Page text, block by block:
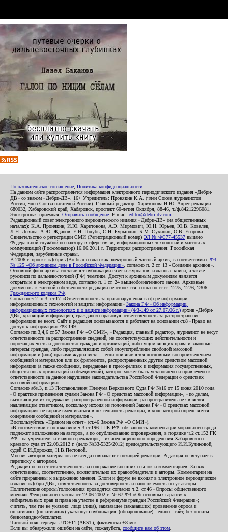
Пользовательское соглашение Политика конфиденциальности
На данном сайте распространяется информация электронного периодического издания «Дебри-
ДВ» со знаком «Дебри-ДВ». 16+ Учредитель: Пронякин К.А. (член Союза журналистов
России, член Союза писателей России). Главный редактор: Харитонова И.Ю. Адрес редакции:
680032, Хабаровский край, Хабаровск, проспект 60-летия Октября, 88-46, т./ф.84212296081.
Электронная приемная: Отправить сообщение . E-mail: editor@debri-dv.com
Редакционный совет электронного периодического издания «Дебри-ДВ» (на общественных
началах): К.А. Пронякин, И.Ю. Харитонова, А.Э. Мирмович, Ю.Н. Юрьев, Ю.В. Ковалев,
Л.Н. Левина, А.Ю. Жданов, Е.Н. Голубь, С.Н. Бурындин, Б.М. Сухинин, О.В. Егорова
Свидетельство о регистрации СМИ (Регистрационный номер) ЭЛ № ФС77-45537 выдано
Федеральной службой по надзору в сфере связи, информационных технологий и массовых
коммуникаций (Роскомнадзор) 16.06.2011 г. Территория распространения: Российская
Федерация, зарубежные страны.
В 2006 г. проект «Дебри-ДВ» был создан как электронный частный архив, в соответствии с ФЗ
№ 125 «Об архивном деле в Российской Федерации» , согласно п. 2 ст. 13 «Создание архивов».
Основной фонд архива составляют публикации газет и журналов, изданные книги, а также
рукописи по дальневосточной (РФ) тематике. Доступ к архивным документам является
открытым в электронном виде, согласно п. 1 ст. 24 вышеобозначенного закона. Архивные
документы к частной собственности редакции не относятся, согласно ст.ст. 1275, 1276, 1306
Гражданского кодекса РФ
Согласно ч.2. п.3. ст.17 «Ответственность за правонарушения в сфере информации,
информационных технологий и защиты информации» Закона РФ «Об информации,
информационных технологиях и о защите информации» (ФЗ-149 от 27.07.06 г.) архив «Дебри-
ДВ», хранящий информацию, гражданско-правовую ответственность за распространение
информации не несет. Сайт и редакция основываются и работают на основании ст.8 «Право на
доступ к информации» ФЗ-149.
Согласно пп.3,4,6 ст.57 Закона РФ «О СМИ», «Редакция, главный редактор, журналист не несут
ответственности за распространение сведений, не соответствующих действительности и
порочащих честь и достоинство граждан и организаций, либо ущемляющих права и законные
интересы граждан, либо представляющих собой злоупотребление свободой массовой
информации и (или) правами журналиста: ...если они являются дословным воспроизведением
сообщений и материалов или их фрагментов, распространенных другим средством массовой
информации (а также сообщения, переданные в пресс-релизах и информация государственных,
общественных организаций и объединений), которое может быть установлено и привлечено к
ответственности за данное нарушение законодательства Российской Федерации о средствах
массовой информации».
Согласно абз.3, п.13 Постановления Пленума Верховного Суда РФ №16 от 15 июня 2010 года
«О практике применения судами Закона РФ «О средствах массовой информации», «по делам,
вытекающим из содержания распространенной информации, распространитель не является
надлежащим ответчиком, поскольку исходя из положений Закона РФ «О средствах массовой
информации» не вправе вмешиваться в деятельность редакции, в ходе которой определяется
содержание сообщений и материалов».
Воспользуйтесь «Правом на ответ» (ст.46 Закона РФ «О СМИ»).
«В соответствии с положением ч.3 ст.196 ГПК РФ, обязанность компенсации морального вреда
подлежит возложению на авторов, а по опубликованию опровержения, в порядке ч.2 ст.152 ГК
РФ - на учредителя и главного редактор», - из апелляционного определения Хабаровского
краевого суда от 22.08.2012 г. (дело №33-5325/2012) председательствующего И.И.Куликовой,
судей С.И.Дорожко, Н.В.Пестовой.
Мнения авторов материалов не всегда совпадают с позицией редакции. Редакция не вступает в
переписку с авторами.
Редакция не несет ответственность за содержание внешних ссылок и комментариев. За них
ответственны, соответственно, исключительно их правообладатели и авторы. Комментарии на
сайте приравнены к выражению мнения. Блоги и форум не входят в электронное периодическое
издание «Дебри-ДВ», ответственность за достоверность и наполняемость несут авторы.
Политические опросы/голосования проводятся согласно ч.2. ст.46 «Опросы общественного
мнения» Федерального закона от 12.06.2002 г. № 67-ФЗ «Об основных гарантиях
избирательных прав и права на участие в референдуме граждан Российской Федерации»;
считать, там где не указано: лицо (лица), заказавшее (заказавших) проведение опроса и
оплатившее (оплативших) указанную публикацию (обнародование) - едино - сайт, без оплаты -
безвозмездно/бесплатно.
Часовой пояс сервера UTC+11 (AEST), фактически +8 мск.
Если вы обнаружили ошибки на сайте, пожалуйста, сообщите нам об этом